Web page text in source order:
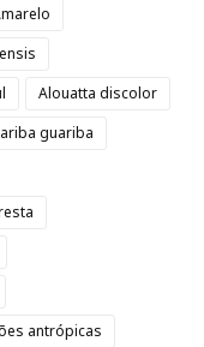
Alouatta discolor
guariba
antrópicas